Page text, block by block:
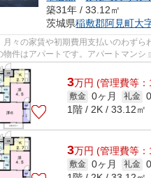
築31年 / 33.12㎡
茨城県稲敷郡阿見町大
月々の家賃や初期費用支払いのわずら
物件はアパートです。アパートマン
ズに合った物件を豊富に...
3万円 (管理費等
敷金 0ヶ月 礼金
1階 / 2K / 33.12㎡
3万円 (管理費等
敷金 0ヶ月 礼金